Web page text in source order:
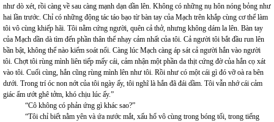
như dò xét, rồi càng về sau càng mạnh dạn dần lên. Không có những nụ hôn nóng bỏng như
hai lần trước. Chỉ có những động tác táo bạo từ bàn tay của Mạch trên khắp cùng cơ thể làm
tôi vô cùng khiếp hãi. Tôi nằm cứng người, quên cả thở, nhưng không dám la lên. Bàn tay
của Mạch dần dà tìm đến phần thân thể nhạy cảm nhất của tôi. Cả người tôi bắt đầu run lên
bần bật, không thể nào kiểm soát nổi. Càng lúc Mạch càng áp sát cả người hắn vào người
tôi. Chợt tôi rùng mình liên tiếp mấy cái, cảm nhận một phần da thịt cứng đờ của hắn cọ xát
vào tôi. Cuối cùng, hắn cũng rùng mình lên như tôi. Rồi như có một cái gì đó vỡ oà ra bên
dưới. Trong trí óc non nớt của tôi ngày ấy, tôi nghĩ là hắn đã đái dầm. Tôi vẫn nhớ cái cảm
giác ẩm ướt ghê tởm, khó chịu lúc ấy.”
“Cô không có phản ứng gì khác sao?”
“Tôi chỉ biết nằm yên và ứa nước mắt, xấu hổ vô cùng trong bóng tối, trong tiếng